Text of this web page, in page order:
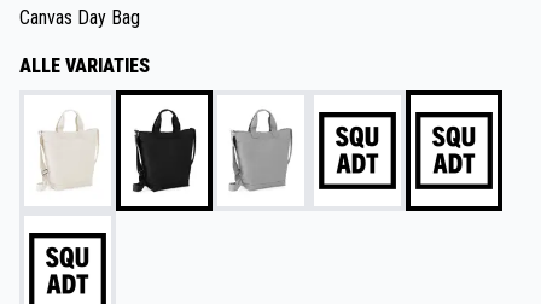
Canvas Day Bag
ALLE VARIATIES